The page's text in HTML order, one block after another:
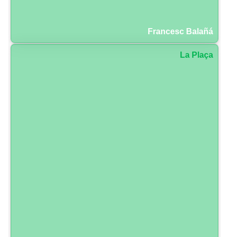
Francesc Balañá
La Plaça